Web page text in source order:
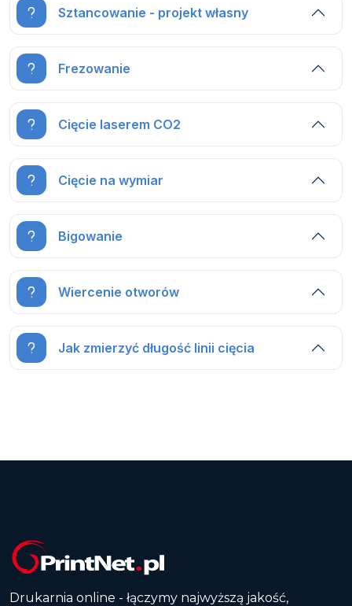
Sztancowanie - projekt własny
Frezowanie
Cięcie laserem CO2
Cięcie na wymiar
Bigowanie
Wiercenie otworów
Jak zmierzyć długość linii cięcia
Drukarnia online - łączymy najwyższą jakość,